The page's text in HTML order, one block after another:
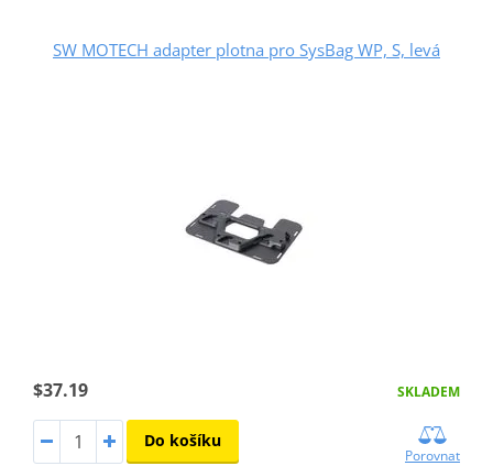
SW MOTECH adapter plotna pro SysBag WP, S, levá
$37.19 SKLADEM
Do košíku
Porovnat